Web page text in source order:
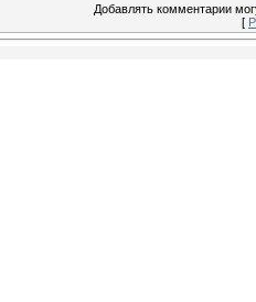
Добавлять комментарии
[